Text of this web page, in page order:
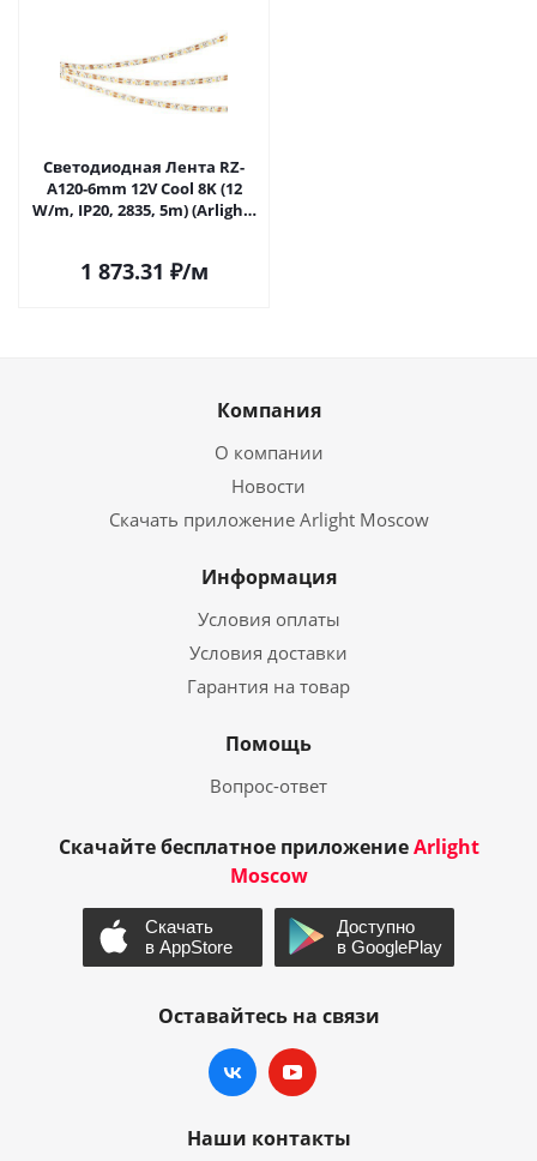
Светодиодная Лента RZ-
A120-6mm 12V Cool 8K (12
W/m, IP20, 2835, 5m) (Arlight,
1 873.31 ₽/м
Компания
О компании
Новости
Скачать приложение Arlight Moscow
Информация
Условия оплаты
Условия доставки
Гарантия на товар
Помощь
Вопрос-ответ
Скачайте бесплатное приложениеArlight
Moscow
Оставайтесь на связи
Наши контакты